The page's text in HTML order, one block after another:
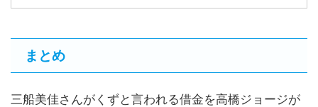
まとめ
三船美佳さんがくずと言われる借金を高橋ジョージが